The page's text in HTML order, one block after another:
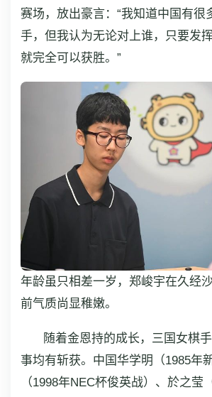
赛场，放出豪言：“我知道中国有很
手，但我认为无论对上谁，只要发
就完全可以获胜。”
年龄虽只相差一岁，郑峻宇在久经
前气质尚显稚嫩。
随着金恩持的成长，三国女棋
事均有斩获。中国华学明（1985年
（1998年NEC杯俊英战）、於之莹